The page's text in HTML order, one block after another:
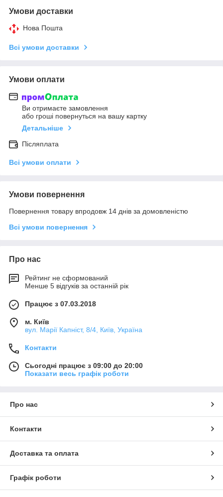
Умови доставки
Нова Пошта
Всі умови доставки
Умови оплати
Ви отримаєте замовлення
або гроші повернуться на вашу картку
Детальніше
Післяплата
Всі умови оплати
Умови повернення
Повернення товару впродовж 14 днів за домовленістю
Всі умови повернення
Про нас
Рейтинг не сформований
Менше 5 відгуків за останній рік
Працює з 07.03.2018
м. Київ
вул. Марії Капніст, 8/4, Київ, Україна
Контакти
Сьогодні працює з 09:00 до 20:00
Показати весь графік роботи
Про нас
Контакти
Доставка та оплата
Графік роботи